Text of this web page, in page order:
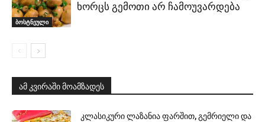
ბოსტნეული
ხორცს გემოთი არ ჩამოუვარდება
ამ კვირაში მოამზადეს
კლასიკური ლაზანია ფარშით, გემრიელი და